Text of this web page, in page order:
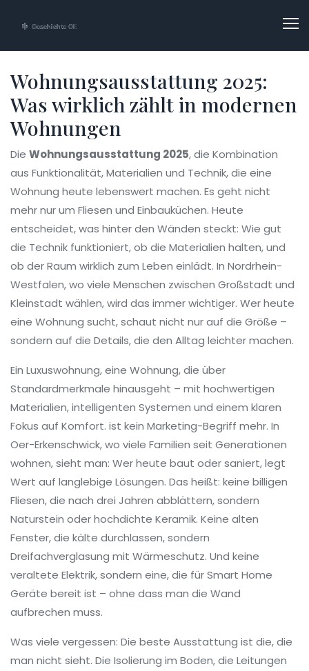
Wohnungsausstattung 2025:
Was wirklich zählt in modernen
Wohnungen
Die Wohnungsausstattung 2025,die Kombination
aus Funktionalität, Materialien und Technik, die eine
Wohnung heute lebenswert machen. Es geht nicht
mehr nur um Fliesen und Einbauküchen. Heute
entscheidet, was hinter den Wänden steckt: Wie gut
die Technik funktioniert, ob die Materialien halten, und
ob der Raum wirklich zum Leben einlädt. In Nordrhein-
Westfalen, wo viele Menschen zwischen Großstadt und
Kleinstadt wählen, wird das immer wichtiger. Wer heute
eine Wohnung sucht, schaut nicht nur auf die Größe –
sondern auf die Details, die den Alltag leichter machen.
Ein Luxuswohnung,eine Wohnung, die über
Standardmerkmale hinausgeht – mit hochwertigen
Materialien, intelligenten Systemen und einem klaren
Fokus auf Komfort. ist kein Marketing-Begriff mehr. In
Oer-Erkenschwick, wo viele Familien seit Generationen
wohnen, sieht man: Wer heute baut oder saniert, legt
Wert auf langlebige Lösungen. Das heißt: keine billigen
Fliesen, die nach drei Jahren abblättern, sondern
Naturstein oder hochdichte Keramik. Keine alten
Fenster, die kälte durchlassen, sondern
Dreifachverglasung mit Wärmeschutz. Und keine
veraltete Elektrik, sondern eine, die für Smart Home
Geräte bereit ist – ohne dass man die Wand
aufbrechen muss.
Was viele vergessen: Die beste Ausstattung ist die, die
man nicht sieht. Die Isolierung im Boden, die Leitungen